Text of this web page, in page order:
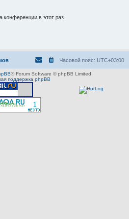
конференции в этот раз
Часовой пояс: UTC+03:00
® Forum Software © phpBB Limited
поддержка phpBB